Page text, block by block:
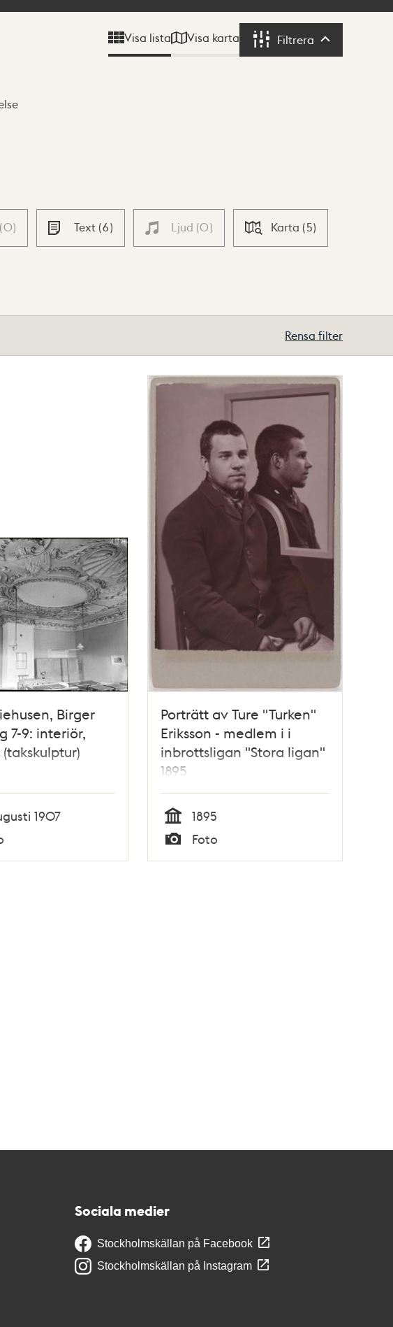
Visa lista Visa karta Filtrera Filtrera
(0) Text (6) Ljud (0) Karta (5)
Rensa filter
Birger
7-9: interiör,
1907
Porträtt av Ture "Turken"
Eriksson - medlem i i
inbrottsligan "Stora ligan"
1895
Tid
1895
Typ
Foto
Sociala medier
Stockholmskällan på Facebook
Stockholmskällan på Instagram